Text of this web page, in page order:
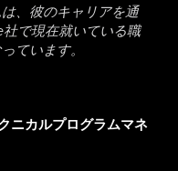
、彼のキャリアを通
で現在就いている職
ています。
ニカルプログラムマネ